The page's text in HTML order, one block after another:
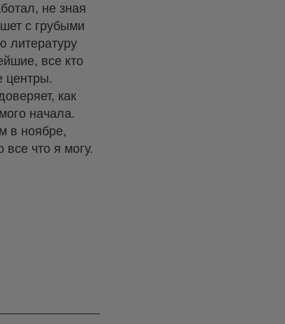
не зная
с грубыми
литературу
все кто
центры.
как
начала.
в ноябре,
что я могу.